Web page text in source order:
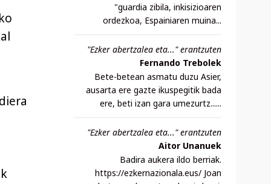
"guardia zibila, inkisizioaren
ordezkoa, Espainiaren muina...
"Ezker abertzalea eta..." erantzuten
Fernando Trebolek
Bete-betean asmatu duzu Asier,
ausarta ere gazte ikuspegitik bada
ere, beti izan gara umezurtz......
"Ezker abertzalea eta..." erantzuten
Aitor Unanuek
Badira aukera ildo berriak.
https://ezkernazionala.eus/ Joan